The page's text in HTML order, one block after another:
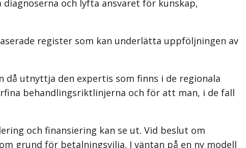
och lyfta ansvaret för kunskap,
register som kan underlätta uppföljningen av
utnyttja den expertis som finns i de regionala
behandlingsriktlinjerna och för att man, i de fall
och finansiering kan se ut. Vid beslut om
grund för betalningsvilja. I väntan på en ny modell